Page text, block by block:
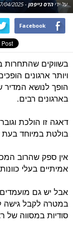
על ידיהדס גייפמן -
04/2025
Facebook
בשווקים שהתחרות
ויותר ארגונים
הופך לנושא המדיר
בארגונים רבים.
דאגה זו הולכת
בולטת במיוחד בעת
אין ספק שהרוב
אמיתיים בעלי
אבל יש גם
במטרה לקבל גישה
סודיות במסווה של